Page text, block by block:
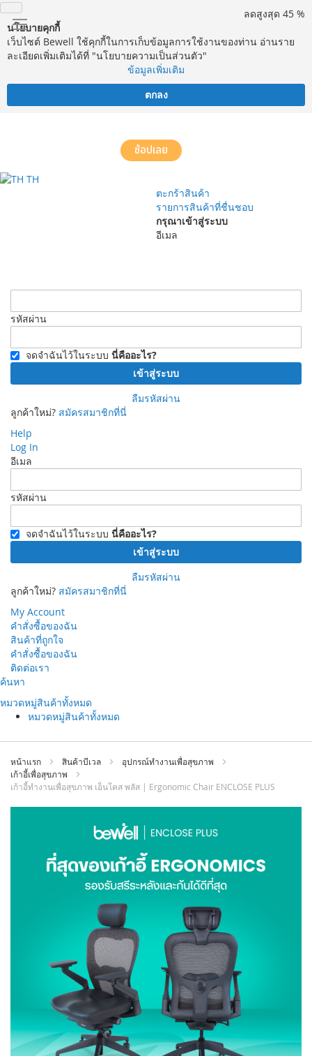
นโยบายคุกกี้
เว็บไซต์ Bewell ใช้คุกกี้ในการเก็บข้อมูลการใช้งานของท่าน อ่านราย
ละเอียดเพิ่มเติมได้ที่ "นโยบายความเป็นส่วนตัว"
ข้อมูลเพิ่มเติม
ตกลง
ช้อปเลย
TH
ตะกร้าสินค้า
รายการสินค้าที่ชื่นชอบ
กรุณาเข้าสู่ระบบ
อีเมล
รหัสผ่าน
จดจำฉันไว้ในระบบ นี่คืออะไร?
เข้าสู่ระบบ
ลืมรหัสผ่าน
ลูกค้าใหม่? สมัครสมาชิกที่นี่
Help
Log In
อีเมล
รหัสผ่าน
จดจำฉันไว้ในระบบ นี่คืออะไร?
เข้าสู่ระบบ
ลืมรหัสผ่าน
ลูกค้าใหม่? สมัครสมาชิกที่นี่
My Account
คำสั่งซื้อของฉัน
สินค้าที่ถูกใจ
คำสั่งซื้อของฉัน
ติดต่อเรา
ข้าม
ที่
เนื้อหา
ค้นหา
หมวดหมู่สินค้าทั้งหมด
หมวดหมู่สินค้าทั้งหมด
หน้าแรก สินค้าบีเวล
อุปกรณ์ทำงานเพื่อสุขภาพ
เก้าอี้เพื่อสุขภาพ
เก้าอี้ทำงานเพื่อสุขภาพ เอ็นโคส พลัส | Ergonomic Chair ENCLOSE PLUS
ลดสูงสุด 45 %